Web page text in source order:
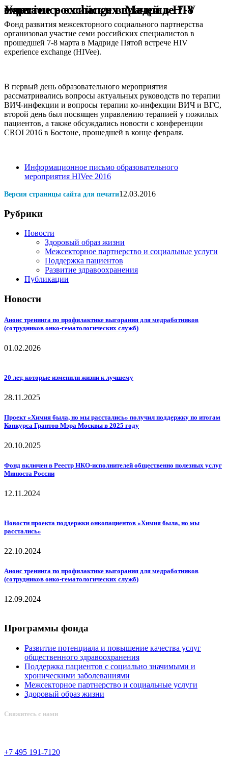
Участие российских врачей в HIV experience exchange в Мадриде 7-8 марта
Фонд развития межсекторного социального партнерства
организовал участие семи российских специалистов в
прошедшей 7-8 марта в Мадриде Пятой встрече HIV
experience exchange (HIVee).
В первый день образовательного мероприятия
рассматривались вопросы актуальных руководств по терапии
ВИЧ-инфекции и вопросы терапии ко-инфекции ВИЧ и ВГС,
второй день был посвящен управлению терапией у пожилых
пациентов, а также обсуждались новости с конференции
CROI 2016 в Бостоне, прошедшей в конце февраля.
Информационное письмо образовательного
мероприятия HIVee 2016
Версия страницы сайта для печати12.03.2016
Рубрики
Новости
Здоровый образ жизни
Межсекторное партнерство и социальные услуги
Поддержка пациентов
Развитие здравоохранения
Публикации
Новости
Анонс тренинга по профилактике выгорания для медработников
(сотрудников онко-гематологических служб)
01.02.2026
20 лет, которые изменили жизни к лучшему
28.11.2025
Проект «Химия была, но мы расстались» получил поддержку по итогам
Конкурса Грантов Мэра Москвы в 2025 году
20.10.2025
Фонд включен в Реестр НКО-исполнителей общественно полезных услуг
Минюста России
12.11.2024
Новости проекта поддержки онкопациентов «Химия была, но мы
расстались»
22.10.2024
Анонс тренинга по профилактике выгорания для медработников
(сотрудников онко-гематологических служб)
12.09.2024
Программы фонда
Развитие потенциала и повышение качества услуг
общественного здравоохранения
Поддержка пациентов с социально значимыми и
хроническими заболеваниями
Межсекторное партнерство и социальные услуги
Здоровый образ жизни
Свяжитесь с нами
+7 495 191-7120